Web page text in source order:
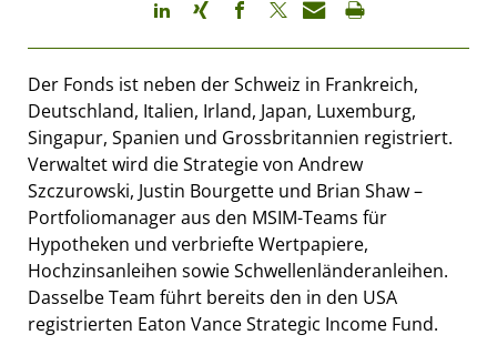
Der Fonds ist neben der Schweiz in Frankreich,
Deutschland, Italien, Irland, Japan, Luxemburg,
Singapur, Spanien und Grossbritannien registriert.
Verwaltet wird die Strategie von Andrew
Szczurowski, Justin Bourgette und Brian Shaw –
Portfoliomanager aus den MSIM-Teams für
Hypotheken und verbriefte Wertpapiere,
Hochzinsanleihen sowie Schwellenländeranleihen.
Dasselbe Team führt bereits den in den USA
registrierten Eaton Vance Strategic Income Fund.